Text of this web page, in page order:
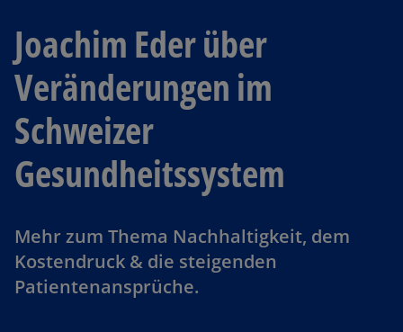
Joachim Eder über
Veränderungen im
Schweizer
Gesundheitssystem
Mehr zum Thema Nachhaltigkeit, dem
Kostendruck & die steigenden
Patientenansprüche.